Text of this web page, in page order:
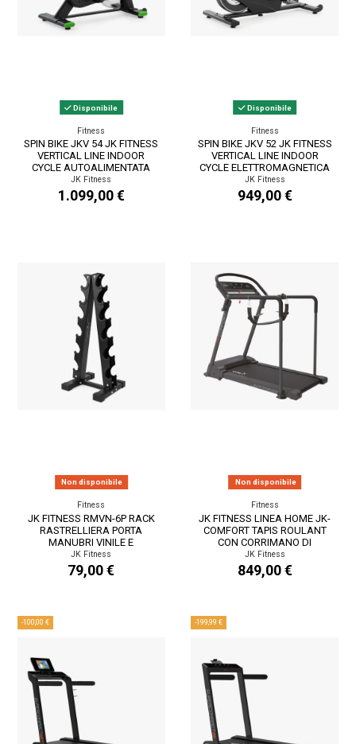
Disponibile
Fitness
SPIN BIKE JKV 54 JK FITNESS
VERTICAL LINE INDOOR
CYCLE AUTOALIMENTATA
ELETTROMAGNETICA...
JK Fitness
1.099,00 €
Disponibile
Fitness
SPIN BIKE JKV 52 JK FITNESS
VERTICAL LINE INDOOR
CYCLE ELETTROMAGNETICA
TRASMISSIONE A...
JK Fitness
949,00 €
Non disponibile
Fitness
JK FITNESS RMVN-6P RACK
RASTRELLIERA PORTA
MANUBRI VINILE E
NEOPRENE 6 PAIA 35 X 34 X...
JK Fitness
79,00 €
Non disponibile
Fitness
JK FITNESS LINEA HOME JK-
COMFORT TAPIS ROULANT
CON CORRIMANO DI
SICUREZZA 2.5 - 3.5 HP...
JK Fitness
849,00 €
-100,00 € -199,99 €